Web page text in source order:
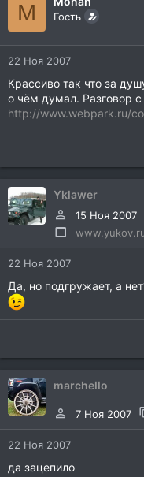
M Гость
22 Ноя 2007
Крассиво так что за
о чём думал. Разговор
http://www.webpark.ru/
Yklawer
15 Ноя 2007
22 Ноя 2007
Да, но подгружает, а
marchello
7 Ноя 2007
22 Ноя 2007
да зацепило